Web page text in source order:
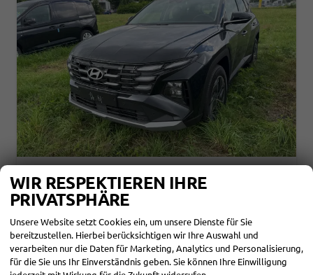
HYUNDAI TUCSON
unverbindliche Lieferzeit: SOFORT
Fahrzeugnr. 865785
Autom. 7-Gang
Kilometerstand 10 km
03.06.2026
WIR RESPEKTIEREN IHRE
PRIVATSPHÄRE
Unsere Website setzt Cookies ein, um unsere Dienste für Sie
bereitzustellen. Hierbei berücksichtigen wir Ihre Auswahl und
verarbeiten nur die Daten für Marketing, Analytics und Personalisierung,
für die Sie uns Ihr Einverständnis geben. Sie können Ihre Einwilligung